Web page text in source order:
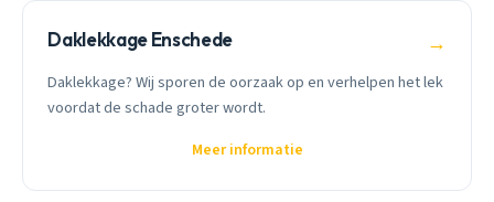
Daklekkage Enschede →
Daklekkage? Wij sporen de oorzaak op en verhelpen het lek
voordat de schade groter wordt.
Meer informatie